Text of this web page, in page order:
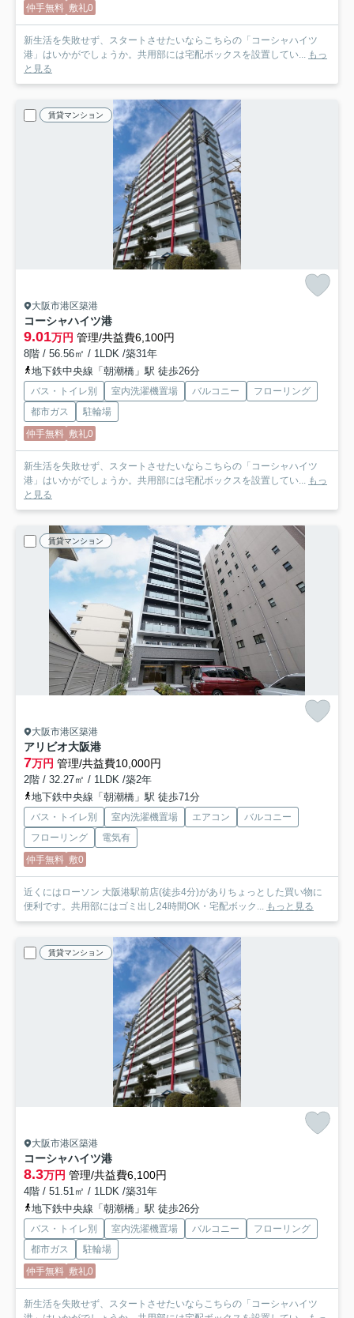
仲手無料 敷礼0
新生活を失敗せず、スタートさせたいならこちらの「コーシャハイツ
港」はいかがでしょうか。共用部には宅配ボックスを設置してい... もっ
と見る
賃貸マンション
大阪市港区築港
コーシャハイツ港
9.01万円 管理/共益費6,100円
8階 / 56.56㎡ / 1LDK /築31年
地下鉄中央線「朝潮橋」駅 徒歩26分
バス・トイレ別 室内洗濯機置場 バルコニー
フローリング
都市ガス
駐輪場
仲手無料 敷礼0
新生活を失敗せず、スタートさせたいならこちらの「コーシャハイツ
港」はいかがでしょうか。共用部には宅配ボックスを設置してい... もっ
と見る
賃貸マンション
大阪市港区築港
アリビオ大阪港
7万円 管理/共益費10,000円
2階 / 32.27㎡ / 1LDK /築2年
地下鉄中央線「朝潮橋」駅 徒歩71分
バス・トイレ別 室内洗濯機置場 エアコン
バルコニー
フローリング
電気有
仲手無料 敷0
近くにはローソン 大阪港駅前店(徒歩4分)がありちょっとした買い物に
便利です。共用部にはゴミ出し24時間OK・宅配ボック... もっと見る
賃貸マンション
大阪市港区築港
コーシャハイツ港
8.3万円 管理/共益費6,100円
4階 / 51.51㎡ / 1LDK /築31年
地下鉄中央線「朝潮橋」駅 徒歩26分
バス・トイレ別 室内洗濯機置場 バルコニー
フローリング
都市ガス
駐輪場
仲手無料 敷礼0
新生活を失敗せず、スタートさせたいならこちらの「コーシャハイツ